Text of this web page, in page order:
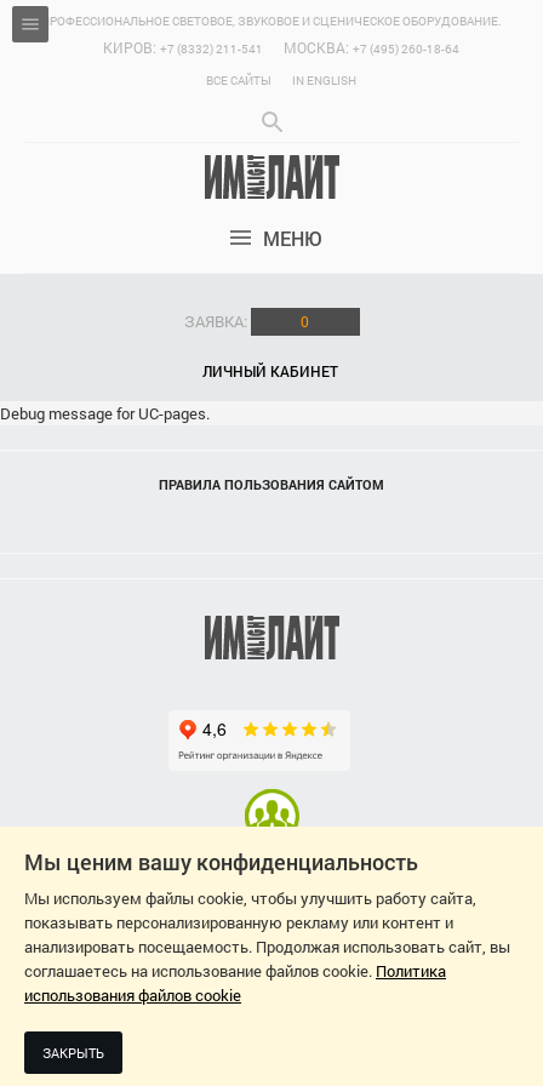
ПРОФЕССИОНАЛЬНОЕ СВЕТОВОЕ, ЗВУКОВОЕ И СЦЕНИЧЕСКОЕ ОБОРУДОВАНИЕ.
КИРОВ: +7 (8332) 211-541 МОСКВА: +7 (495) 260-18-64
ВСЕ САЙТЫ
IN ENGLISH
МЕНЮ
ЗАЯВКА: 0
ЛИЧНЫЙ КАБИНЕТ
Debug message for UC-pages.
ПРАВИЛА ПОЛЬЗОВАНИЯ САЙТОМ
2026
ДИЗАЙН-ПРОЕКТ: СВЕТЛАНА ЧЕРНЫШЕВА
Мы ценим вашу конфиденциальность
Мы используем файлы cookie, чтобы улучшить работу сайта,
показывать персонализированную рекламу или контент и
анализировать посещаемость. Продолжая использовать сайт, вы
соглашаетесь на использование файлов cookie. Политика
использования файлов cookie
ЗАКРЫТЬ